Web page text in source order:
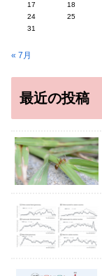
17
18
24
25
31
« 7月
最近の投稿